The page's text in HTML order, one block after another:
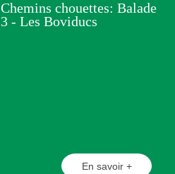
Chemins chouettes: Balade
3 - Les Boviducs
En savoir +